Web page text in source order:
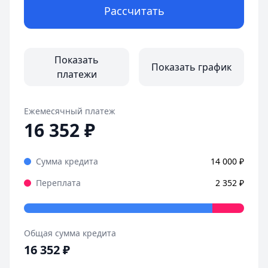
Оформила займ в MoneyMan за пару минут, все
Страницы отзывов:
Рассчитать
Показать
платежи
Показать график
Ежемесячный платеж
16 352₽
Сумма кредита 14 000 ₽
Переплата
2 352 ₽
Общая сумма кредита
16 352₽